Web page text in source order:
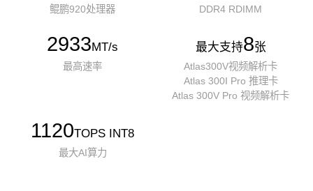
鲲鹏920处理器 DDR4 RDIMM
2933MT/s
最高速率
最大支持8张
Atlas300V视频解析卡
Atlas 300I Pro 推理卡
Atlas 300V Pro 视频解析卡
1120TOPS INT8
最大AI算力